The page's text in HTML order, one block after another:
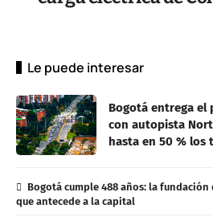
Le puede interesar
Bogotá entrega el
con autopista
hasta en 50 % los
Bogotá cumple 488 años: la fundación
que antecede a la capital